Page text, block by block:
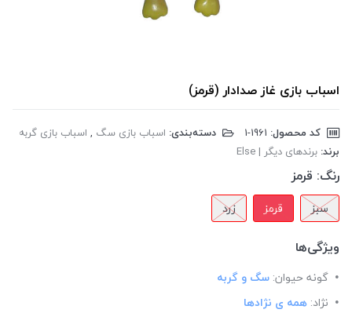
اسباب بازی غاز صدادار (قرمز)
کد محصول: دسته‌بندی: اسباب بازی سگ , اسباب بازی گربه
برند: برندهای دیگر | Else
رنگ: قرمز
سبز قرمز زرد
ویژگی‌ها
گونه حیوان: سگ و گربه
نژاد: همه ی نژادها